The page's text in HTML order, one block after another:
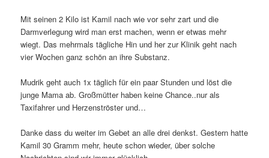
Mit seinen 2 Kilo ist Kamil nach wie vor sehr zart und die
Darmverlegung wird man erst machen, wenn er etwas mehr
wiegt. Das mehrmals tägliche Hin und her zur Klinik geht nach
vier Wochen ganz schön an ihre Substanz.
Mudrik geht auch 1x täglich für ein paar Stunden und löst die
junge Mama ab. Großmütter haben keine Chance..nur als
Taxifahrer und Herzenströster und…
Danke dass du weiter im Gebet an alle drei denkst. Gestern hatte
Kamil 30 Gramm mehr, heute schon wieder, über solche